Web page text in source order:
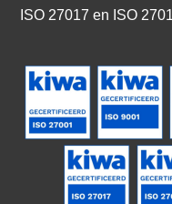
ISO 27017 en ISO